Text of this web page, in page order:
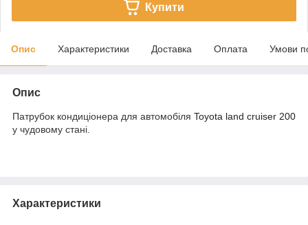
Купити
Опис Характеристики Доставка Оплата Умови
Опис
Патрубок кондиціонера для автомобіля Toyota land cruiser 200
у чудовому стані.
Характеристики